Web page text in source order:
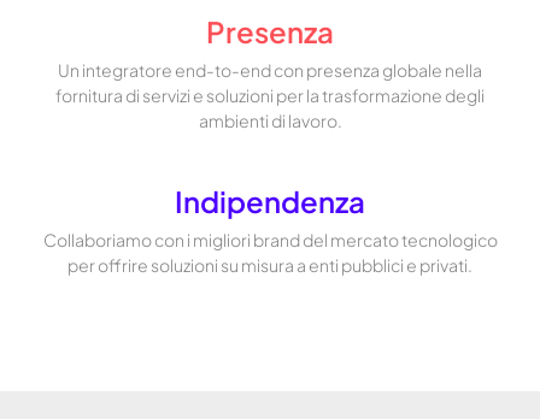
Presenza
Un integratore end-to-end con presenza globale nella
fornitura di servizi e soluzioni per la trasformazione degli
ambienti di lavoro.
Indipendenza
Collaboriamo con i migliori brand del mercato tecnologico
per offrire soluzioni su misura a enti pubblici e privati.